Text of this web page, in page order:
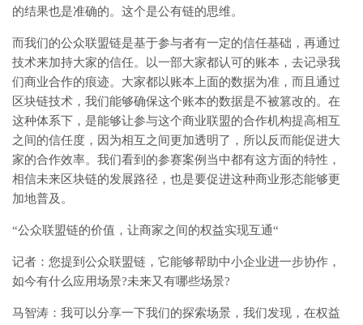
的结果也是准确的。这个是公有链的思维。
而我们的公众联盟链是基于参与者有一定的信任基础，再通过
技术来加持大家的信任。以一部大家都认可的账本，去记录我
们商业合作的痕迹。大家都以账本上面的数据为准，而且通过
区块链技术，我们能够确保这个账本的数据是不被篡改的。在
这种体系下，是能够让参与这个商业联盟的合作机构提高相互
之间的信任度，因为相互之间更加透明了，所以反而能促进大
家的合作效率。我们看到的参赛案例当中都有这方面的特性，
相信未来区块链的发展路径，也是要促进这种商业形态能够更
加地普及。
“公众联盟链的价值，让商家之间的权益实现互通“
记者：您提到公众联盟链，它能够帮助中小企业进一步协作，
如今有什么应用场景?未来又有哪些场景?
马智涛：我可以分享一下我们的探索场景，我们发现，在权益